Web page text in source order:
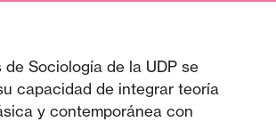
de Sociología de la UDP se
capacidad de integrar teoría
y contemporánea con